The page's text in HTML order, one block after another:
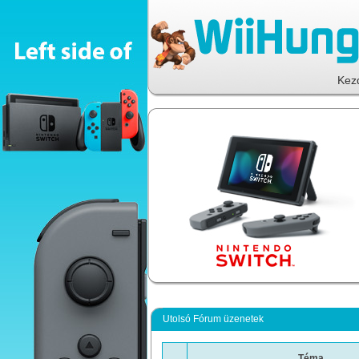
Utolsó Fórum üzenetek